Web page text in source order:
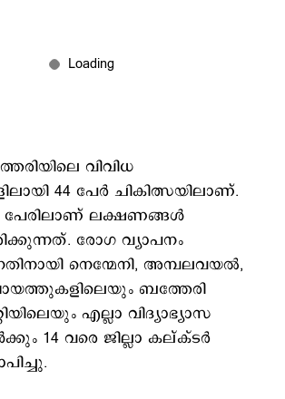
വിവിധ
44 പേർ ചികിത്സയിലാണ്.
പേരിലാണ് ലക്ഷണങ്ങൾ
രോഗ വ്യാപനം
നെന്മേനി, അമ്പലവയൽ,
ബത്തേരി
എല്ലാ വിദ്യാഭ്യാസ
14 വരെ ജില്ലാ കല്ക്ട‍ര്‍